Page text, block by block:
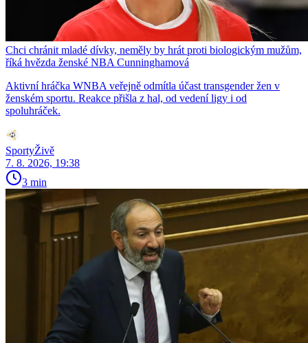
Chci chránit mladé dívky, neměly by hrát proti biologickým mužům,
říká hvězda ženské NBA Cunninghamová
Aktivní hráčka WNBA veřejně odmítla účast transgender žen v
ženském sportu. Reakce přišla z hal, od vedení ligy i od
spoluhráček.
SportyŽivě
7. 8. 2026, 19:38
3 min